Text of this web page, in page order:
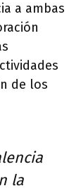
a ambas
de los
la